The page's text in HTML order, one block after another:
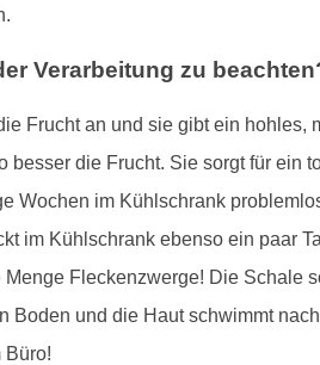
Verarbeitung zu
Frucht an und sie gibt ein
besser die Frucht. Sie sorgt für ein
Wochen im Kühlschrank
im Kühlschrank ebenso ein paar
Fleckenzwerge! Die
Boden und die Haut schwimmt
Büro!